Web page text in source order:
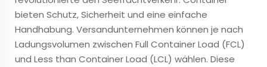
bieten Schutz, Sicherheit und eine einfache
Handhabung. Versandunternehmen können je nach
Ladungsvolumen zwischen Full Container Load (FCL)
und Less than Container Load (LCL) wählen. Diese